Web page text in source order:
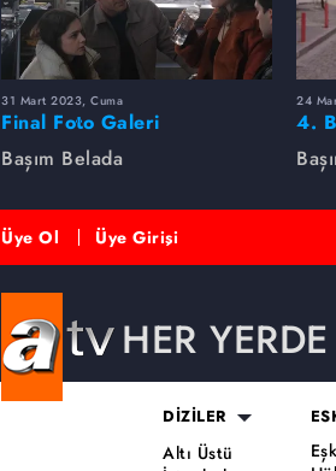
31 Mart 2023, Cuma
Final Foto Galeri
Başım Belada
24
4.
Üye Ol Üye Girişi
HER YERDE
DİZİLER
Altı Üstü